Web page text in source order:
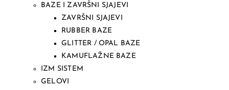
BAZE I ZAVRŠNI SJAJEVI
ZAVRŠNI SJAJEVI
RUBBER BAZE
GLITTER / OPAL BAZE
KAMUFLAŽNE BAZE
IZM SISTEM
GELOVI